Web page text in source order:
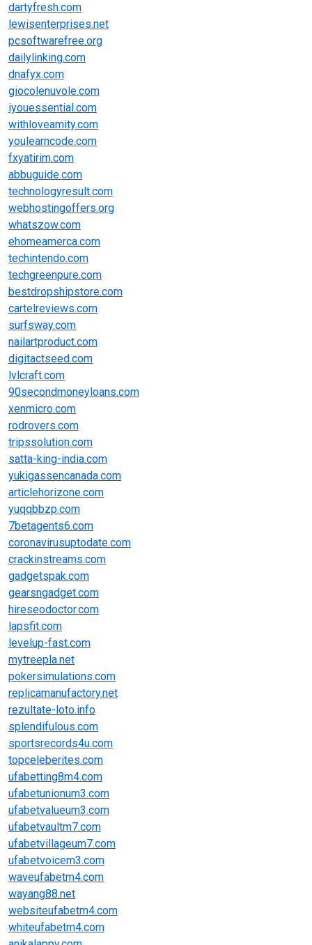
dartyfresh.com
lewisenterprises.net
pcsoftwarefree.org
dailylinking.com
dnafyx.com
giocolenuvole.com
iyouessential.com
withloveamity.com
youlearncode.com
fxyatirim.com
abbuguide.com
technologyresult.com
webhostingoffers.org
whatszow.com
ehomeamerca.com
techintendo.com
techgreenpure.com
bestdropshipstore.com
cartelreviews.com
surfsway.com
nailartproduct.com
digitactseed.com
lvlcraft.com
90secondmoneyloans.com
xenmicro.com
rodrovers.com
tripssolution.com
satta-king-india.com
yukigassencanada.com
articlehorizone.com
yuqqbbzp.com
7betagents6.com
coronavirusuptodate.com
crackinstreams.com
gadgetspak.com
gearsngadget.com
hireseodoctor.com
lapsfit.com
levelup-fast.com
mytreepla.net
pokersimulations.com
replicamanufactory.net
rezultate-loto.info
splendifulous.com
sportsrecords4u.com
topceleberites.com
ufabetting8m4.com
ufabetunionum3.com
ufabetvalueum3.com
ufabetvaultm7.com
ufabetvillageum7.com
ufabetvoicem3.com
waveufabetm4.com
wayang88.net
websiteufabetm4.com
whiteufabetm4.com